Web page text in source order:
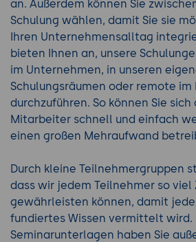
an. Außerdem können Sie
Schulung wählen, damit Sie sie
Ihren Unternehmensalltag
bieten Ihnen an, unsere
im Unternehmen, in unseren
Schulungsräumen oder remote im
durchzuführen. So können Sie sich
Mitarbeiter schnell und einfach
einen großen Mehraufwand
Durch kleine Teilnehmergruppen
dass wir jedem Teilnehmer so
gewährleisten können, damit
fundiertes Wissen vermittelt wird.
Seminarunterlagen haben Sie